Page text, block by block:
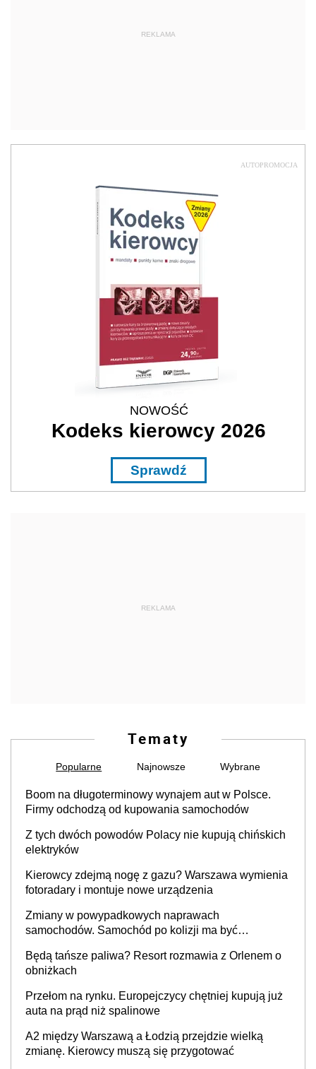
REKLAMA
AUTOPROMOCJA
NOWOŚĆ
Kodeks kierowcy 2026
Sprawdź
REKLAMA
Tematy
Popularne Najnowsze Wybrane
Boom na długoterminowy wynajem aut w Polsce.
Firmy odchodzą od kupowania samochodów
Z tych dwóch powodów Polacy nie kupują chińskich
elektryków
Kierowcy zdejmą nogę z gazu? Warszawa wymienia
fotoradary i montuje nowe urządzenia
Zmiany w powypadkowych naprawach
samochodów. Samochód po kolizji ma być
producenta
Będą tańsze paliwa? Resort rozmawia z Orlenem o
obniżkach
Przełom na rynku. Europejczycy chętniej kupują już
auta na prąd niż spalinowe
A2 między Warszawą a Łodzią przejdzie wielką
zmianę. Kierowcy muszą się przygotować